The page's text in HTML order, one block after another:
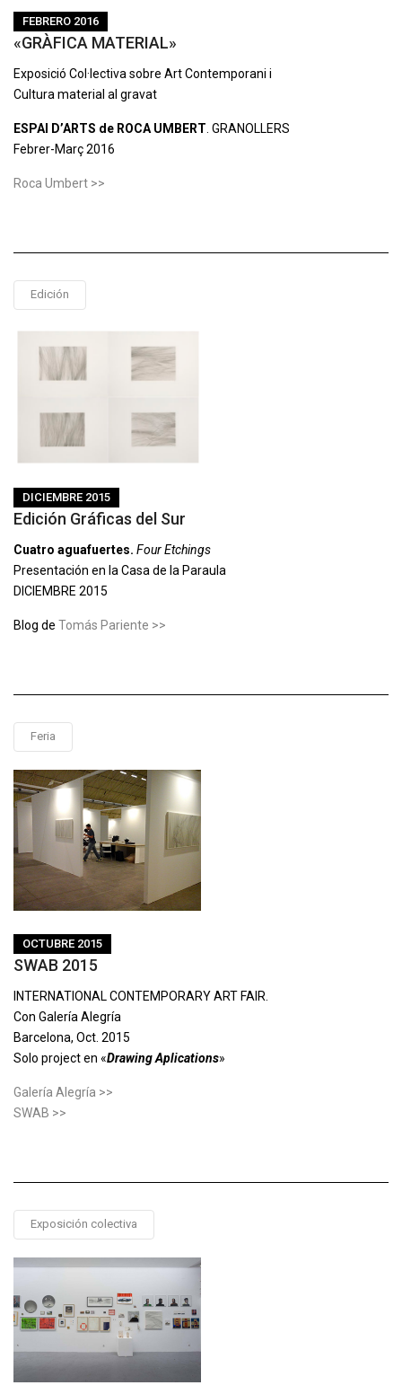
FEBRERO 2016
«GRÀFICA MATERIAL»
Exposició Col·lectiva sobre Art Contemporani i
Cultura material al gravat
ESPAI D’ARTS de ROCA UMBERT. GRANOLLERS
Febrer-Març 2016
Roca Umbert >>
Edición
DICIEMBRE 2015
Edición Gráficas del Sur
Cuatro aguafuertes. Four Etchings
Presentación en la Casa de la Paraula
DICIEMBRE 2015
Blog de Tomás Pariente >>
Feria
OCTUBRE 2015
SWAB 2015
INTERNATIONAL CONTEMPORARY ART FAIR.
Con Galería Alegría
Barcelona, Oct. 2015
Solo project en «Drawing Aplications»
Galería Alegría >>
SWAB >>
Exposición colectiva